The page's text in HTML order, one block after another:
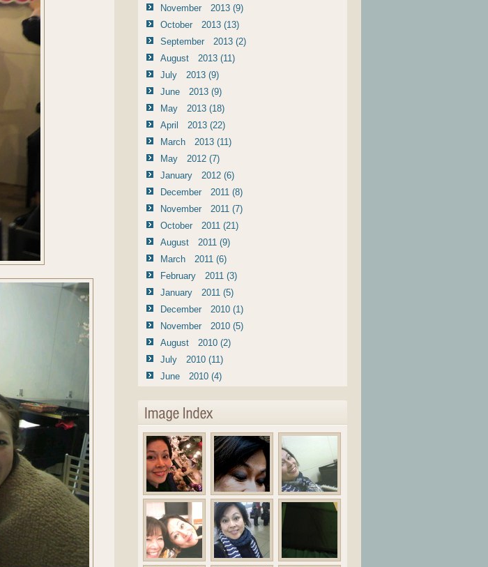
November 2013 (9)
October 2013 (13)
September 2013 (2)
August 2013 (11)
July 2013 (9)
June 2013 (9)
May 2013 (18)
April 2013 (22)
March 2013 (11)
May 2012 (7)
January 2012 (6)
December 2011 (8)
November 2011 (7)
October 2011 (21)
August 2011 (9)
March 2011 (6)
February 2011 (3)
January 2011 (5)
December 2010 (1)
November 2010 (5)
August 2010 (2)
July 2010 (11)
June 2010 (4)